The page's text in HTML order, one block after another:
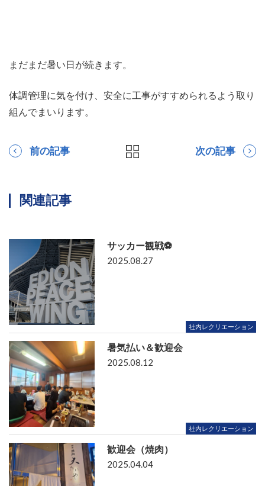
まだまだ暑い日が続きます。
体調管理に気を付け、安全に工事がすすめられるよう取り
組んでまいります。
前の記事 次の記事
関連記事
サッカー観戦⚽
社内レクリエーション
2025.08.27
暑気払い＆歓迎会
社内レクリエーション
2025.08.12
歓迎会（焼肉）
2025.04.04